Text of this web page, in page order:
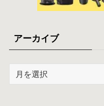
アーカイブ